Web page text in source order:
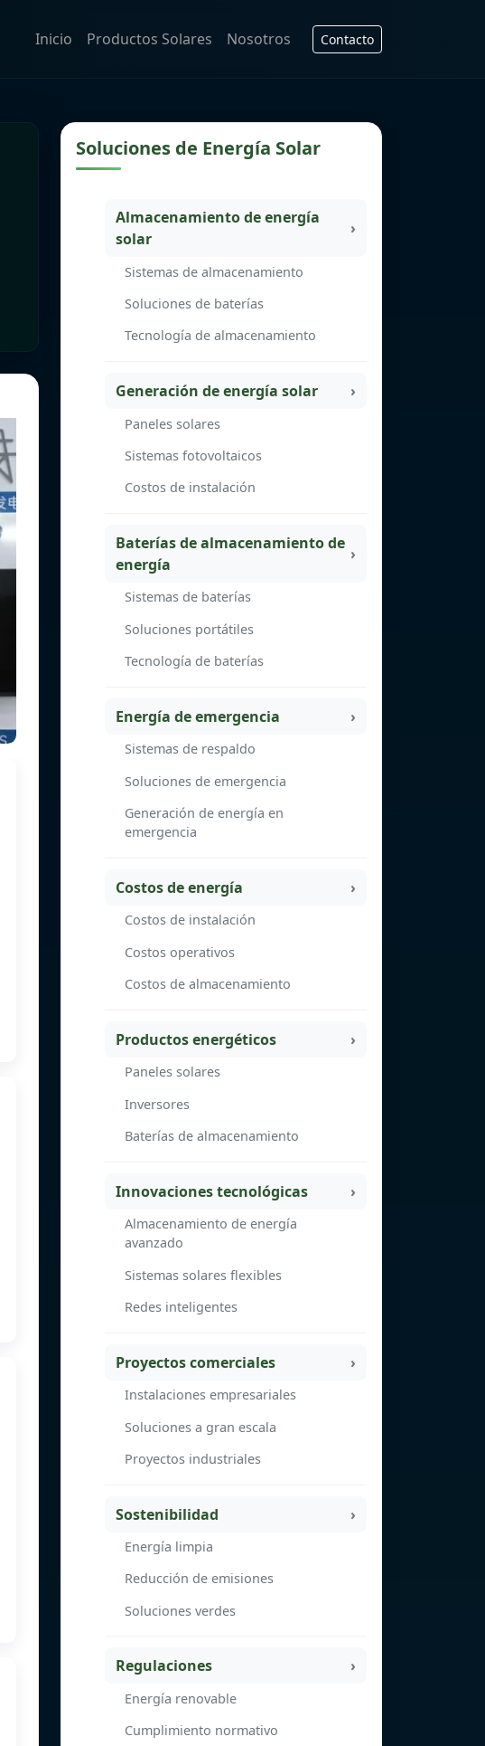
Inicio Productos Solares Nosotros Contacto
Soluciones de Energía Solar
Almacenamiento de energía
solar
Sistemas de almacenamiento
Soluciones de baterías
Tecnología de almacenamiento
Generación de energía solar
Paneles solares
Sistemas fotovoltaicos
Costos de instalación
Baterías de almacenamiento de
energía
Sistemas de baterías
Soluciones portátiles
Tecnología de baterías
Energía de emergencia
Sistemas de respaldo
Soluciones de emergencia
Generación de energía en
emergencia
Costos de energía
Costos de instalación
Costos operativos
Costos de almacenamiento
Productos energéticos
Paneles solares
Inversores
Baterías de almacenamiento
Innovaciones tecnológicas
Almacenamiento de energía
avanzado
Sistemas solares flexibles
Redes inteligentes
Proyectos comerciales
Instalaciones empresariales
Soluciones a gran escala
Proyectos industriales
Sostenibilidad
Energía limpia
Reducción de emisiones
Soluciones verdes
Regulaciones
Energía renovable
Cumplimiento normativo